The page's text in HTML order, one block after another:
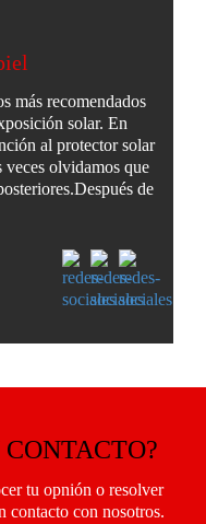
más recomendados
solar. En
al protector solar
veces olvidamos que
de
CONTACTO?
tu opnión o resolver
contacto con nosotros.